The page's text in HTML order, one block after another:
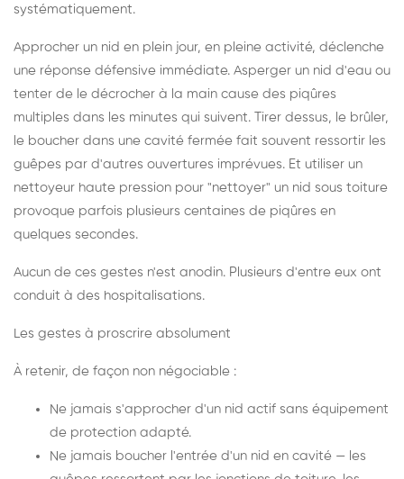
systématiquement.
Approcher un nid en plein jour, en pleine activité, déclenche
une réponse défensive immédiate. Asperger un nid d'eau ou
tenter de le décrocher à la main cause des piqûres
multiples dans les minutes qui suivent. Tirer dessus, le brûler,
le boucher dans une cavité fermée fait souvent ressortir les
guêpes par d'autres ouvertures imprévues. Et utiliser un
nettoyeur haute pression pour "nettoyer" un nid sous toiture
provoque parfois plusieurs centaines de piqûres en
quelques secondes.
Aucun de ces gestes n'est anodin. Plusieurs d'entre eux ont
conduit à des hospitalisations.
Les gestes à proscrire absolument
À retenir, de façon non négociable :
Ne jamais s'approcher d'un nid actif sans équipement
de protection adapté.
Ne jamais boucher l'entrée d'un nid en cavité — les